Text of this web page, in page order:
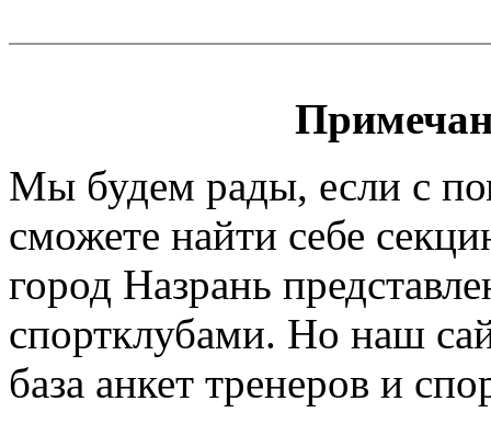
Мы будем рады, если с
сможете найти себе
город Назрань
спортклубами. Но наш
база анкет тренеров и